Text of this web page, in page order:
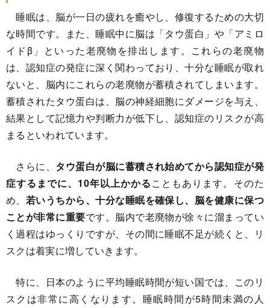
睡眠は、脳が一日の疲れを癒やし、修復するための大切
な時間です。また、睡眠中に脳は「タウ蛋白」や「アミロ
イドβ」といった老廃物を排出します。これらの老廃物
は、認知症の発症に深く関わっており、十分な睡眠が取れ
ないと、脳内にこれらの老廃物が蓄積されてしまいます。
蓄積されたタウ蛋白は、脳の神経細胞にダメージを与え、
結果として記憶力や判断力が低下し、認知症のリスクが高
まるといわれています。
さらに、 タウ蛋白が脳に蓄積され始めてから認知症が発
症するまでに、10年以上かかることもあります。そのた
め、 若いうちから、十分な睡眠を確保し、脳を健康に保つ
ことが非常に重要です。脳内で老廃物が徐々に溜まってい
く過程はゆっくりですが、その間に睡眠不足が続くと、リ
スクは着実に増していきます。
特に、日本のように平均睡眠時間が短い国では、このリ
スクは非常に高くなります。睡眠時間が5時間未満の人